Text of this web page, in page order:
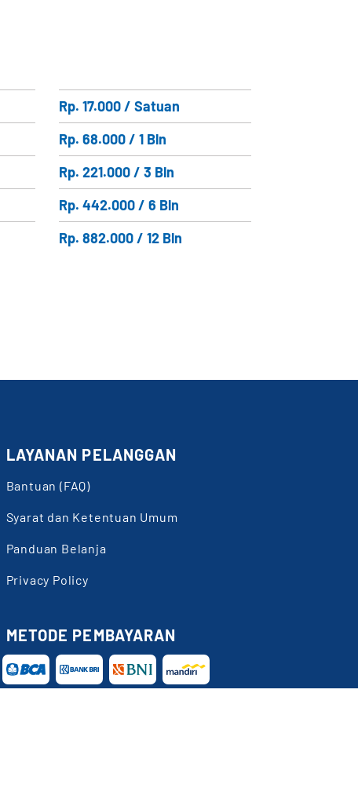
Rp. 17.000 / Satuan
Rp. 68.000 / 1 Bln
Rp. 221.000 / 3 Bln
Rp. 442.000 / 6 Bln
Rp. 882.000 / 12 Bln
Bantuan?
LAYANAN PELANGGAN
Bantuan (FAQ)
Syarat dan Ketentuan Umum
Panduan Belanja
Privacy Policy
METODE PEMBAYARAN